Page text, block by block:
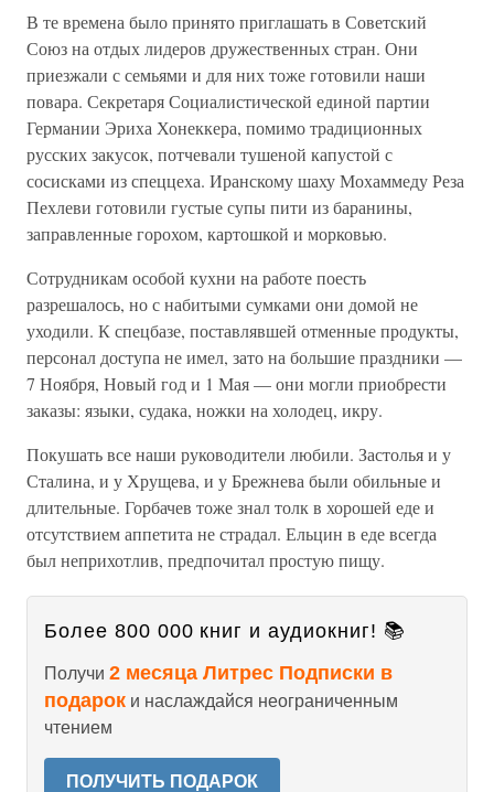
В те времена было принято приглашать в Советский
Союз на отдых лидеров дружественных стран. Они
приезжали с семьями и для них тоже готовили наши
повара. Секретаря Социалистической единой партии
Германии Эриха Хонеккера, помимо традиционных
русских закусок, потчевали тушеной капустой с
сосисками из спеццеха. Иранскому шаху Мохаммеду Реза
Пехлеви готовили густые супы пити из баранины,
заправленные горохом, картошкой и морковью.
Сотрудникам особой кухни на работе поесть
разрешалось, но с набитыми сумками они домой не
уходили. К спецбазе, поставлявшей отменные продукты,
персонал доступа не имел, зато на большие праздники —
7 Ноября, Новый год и 1 Мая — они могли приобрести
заказы: языки, судака, ножки на холодец, икру.
Покушать все наши руководители любили. Застолья и у
Сталина, и у Хрущева, и у Брежнева были обильные и
длительные. Горбачев тоже знал толк в хорошей еде и
отсутствием аппетита не страдал. Ельцин в еде всегда
был неприхотлив, предпочитал простую пищу.
Более 800 000 книг и аудиокниг! 📚
Получи 2 месяца Литрес Подписки в
подарок и наслаждайся неограниченным
чтением
ПОЛУЧИТЬ ПОДАРОК